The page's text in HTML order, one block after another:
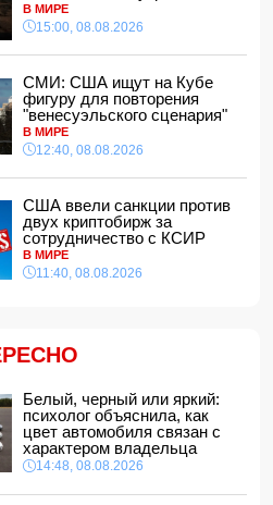
ввела 35-й пакет санкций
Рональд Араухо
рекордный рост цен на
районе Hyundai врезался в
есть погибший
пресечь доходы
решила взять фамилию
обвинения
В МИРЕ
15:00, 08.08.2026
СМИ: США ищут на Кубе
фигуру для повторения
"венесуэльского сценария"
В МИРЕ
12:40, 08.08.2026
США ввели санкции против
двух криптобирж за
сотрудничество с КСИР
В МИРЕ
11:40, 08.08.2026
Белый, черный или яркий:
психолог объяснила, как
цвет автомобиля связан с
характером владельца
14:48, 08.08.2026